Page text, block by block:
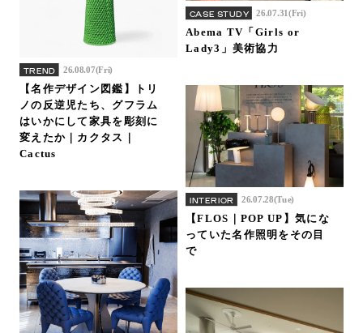
TREND 26.08.07(Fri)
【名作デザイン図鑑】トリ
ノの反逆児たち、グフラム
はいかにして家具を彫刻に
変えたか｜カクタス｜
Cactus
CASE STUDY 26.07.31(Fri)
Abema TV「Girls or
Lady3」美術協力
INTERIOR 26.07.28(Tue)
【FLOS｜POP UP】気にな
っていた名作照明をその目
で